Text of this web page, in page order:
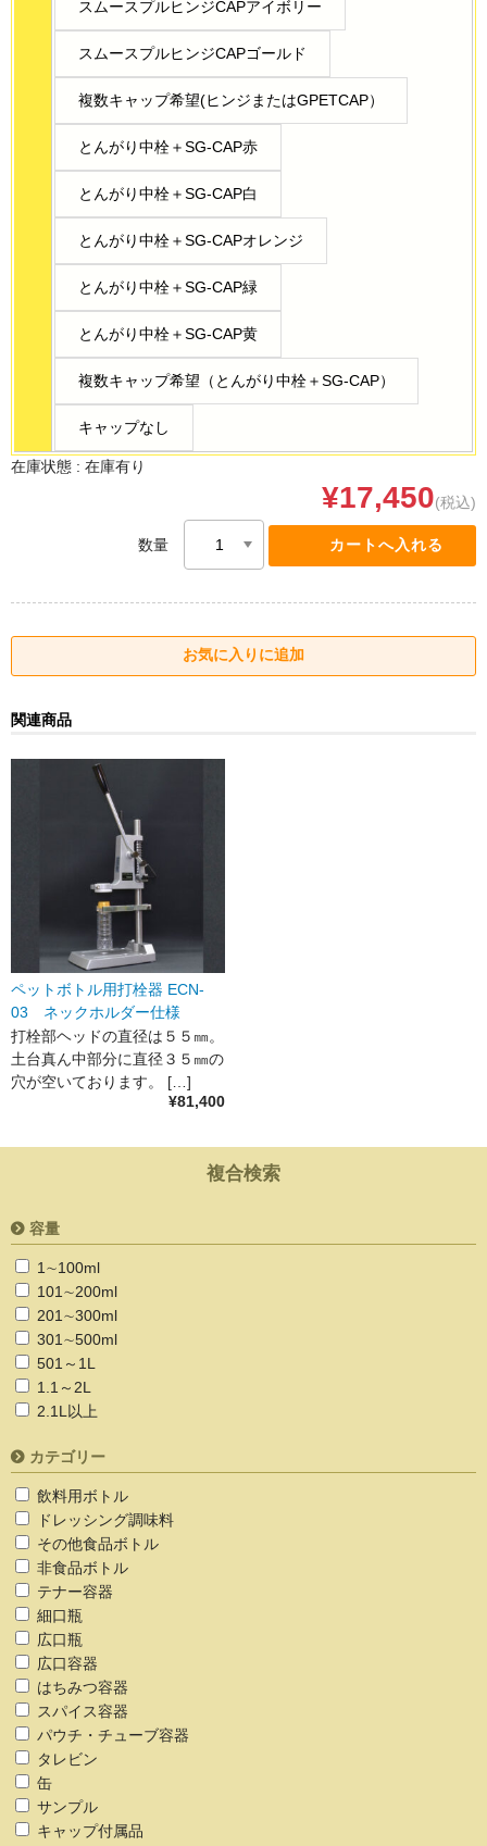
スムースプルヒンジCAPアイボリー
スムースプルヒンジCAPゴールド
複数キャップ希望(ヒンジまたはGPETCAP）
とんがり中栓＋SG-CAP赤
とんがり中栓＋SG-CAP白
とんがり中栓＋SG-CAPオレンジ
とんがり中栓＋SG-CAP緑
とんがり中栓＋SG-CAP黄
複数キャップ希望（とんがり中栓＋SG-CAP）
キャップなし
在庫状態 : 在庫有り
¥17,450(税込)
数量
関連商品
ペットボトル用打栓器 ECN-
03 ネックホルダー仕様
打栓部ヘッドの直径は５５㎜。
土台真ん中部分に直径３５㎜の
穴が空いております。 […]
¥81,400
複合検索
容量
1∼100ml
101∼200ml
201∼300ml
301∼500ml
501～1L
1.1～2L
2.1L以上
カテゴリー
飲料用ボトル
ドレッシング調味料
その他食品ボトル
非食品ボトル
テナー容器
細口瓶
広口瓶
広口容器
はちみつ容器
スパイス容器
パウチ・チューブ容器
タレビン
缶
サンプル
キャップ付属品